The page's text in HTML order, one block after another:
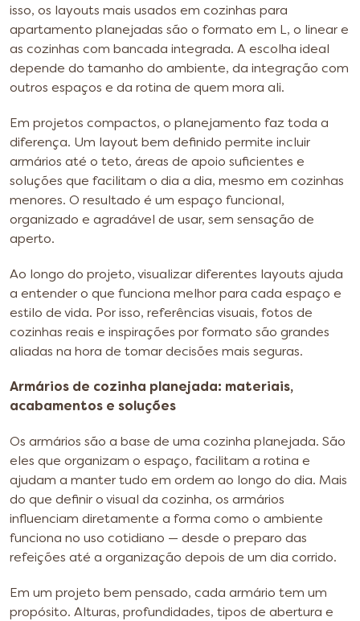
isso, os layouts mais usados em cozinhas para
apartamento planejadas são o formato em L, o linear e
as cozinhas com bancada integrada. A escolha ideal
depende do tamanho do ambiente, da integração com
outros espaços e da rotina de quem mora ali.
Em projetos compactos, o planejamento faz toda a
diferença. Um layout bem definido permite incluir
armários até o teto, áreas de apoio suficientes e
soluções que facilitam o dia a dia, mesmo em cozinhas
menores. O resultado é um espaço funcional,
organizado e agradável de usar, sem sensação de
aperto.
Ao longo do projeto, visualizar diferentes layouts ajuda
a entender o que funciona melhor para cada espaço e
estilo de vida. Por isso, referências visuais, fotos de
cozinhas reais e inspirações por formato são grandes
aliadas na hora de tomar decisões mais seguras.
Armários de cozinha planejada: materiais,
acabamentos e soluções
Os armários são a base de uma cozinha planejada. São
eles que organizam o espaço, facilitam a rotina e
ajudam a manter tudo em ordem ao longo do dia. Mais
do que definir o visual da cozinha, os armários
influenciam diretamente a forma como o ambiente
funciona no uso cotidiano — desde o preparo das
refeições até a organização depois de um dia corrido.
Em um projeto bem pensado, cada armário tem um
propósito. Alturas, profundidades, tipos de abertura e